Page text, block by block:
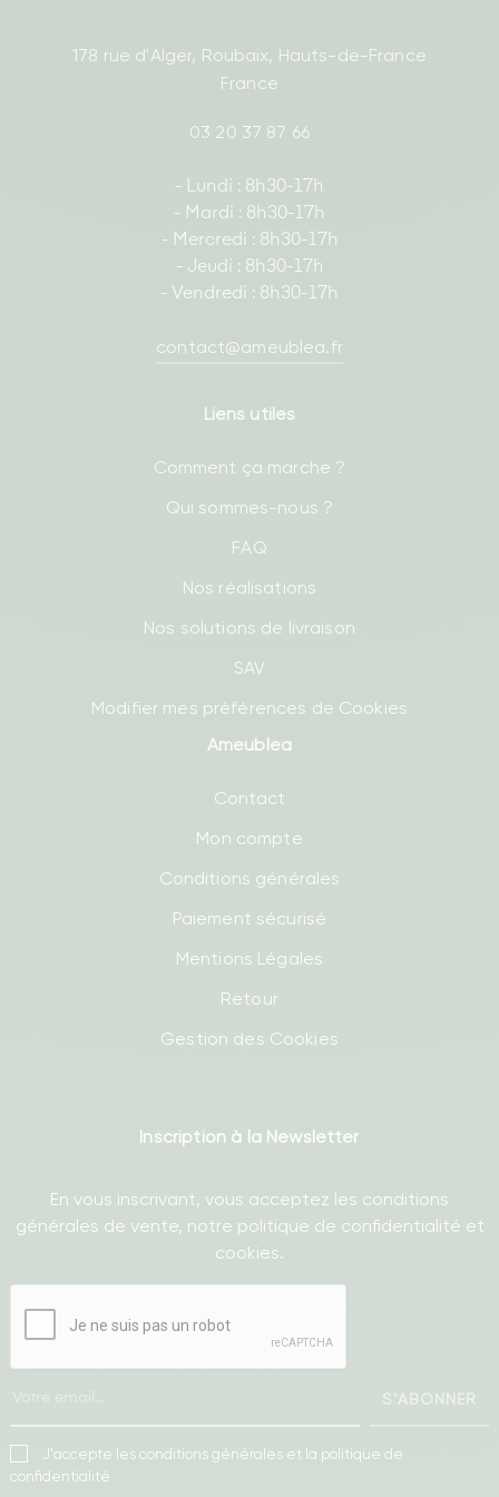
178 rue d'Alger, Roubaix, Hauts-de-France
France
03 20 37 87 66
- Lundi : 8h30-17h
- Mardi : 8h30-17h
- Mercredi : 8h30-17h
- Jeudi : 8h30-17h
- Vendredi : 8h30-17h
contact@ameublea.fr
Liens utiles
Comment ça marche ?
Qui sommes-nous ?
FAQ
Nos réalisations
Nos solutions de livraison
SAV
Modifier mes préférences de Cookies
Ameublea
Contact
Mon compte
Conditions générales
Paiement sécurisé
Mentions Légales
Retour
Gestion des Cookies
Inscription à la Newsletter
En vous inscrivant, vous acceptez les conditions
générales de vente, notre politique de confidentialité et
cookies.
S'ABONNER
J'accepte les conditions générales et la politique de
confidentialité